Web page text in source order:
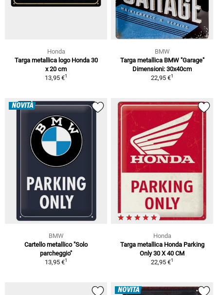
Honda
Targa metallica logo Honda 30
x 20 cm
13,95 €1
BMW
Targa metallica BMW "Garage"
Dimensioni: 30x40cm
22,95 €1
NOVITÀ
BMW
Cartello metallico "Solo
parcheggio"
13,95 €1
Honda
Targa metallica Honda Parking
Only 30 X 40 CM
22,95 €1
NOVITÀ